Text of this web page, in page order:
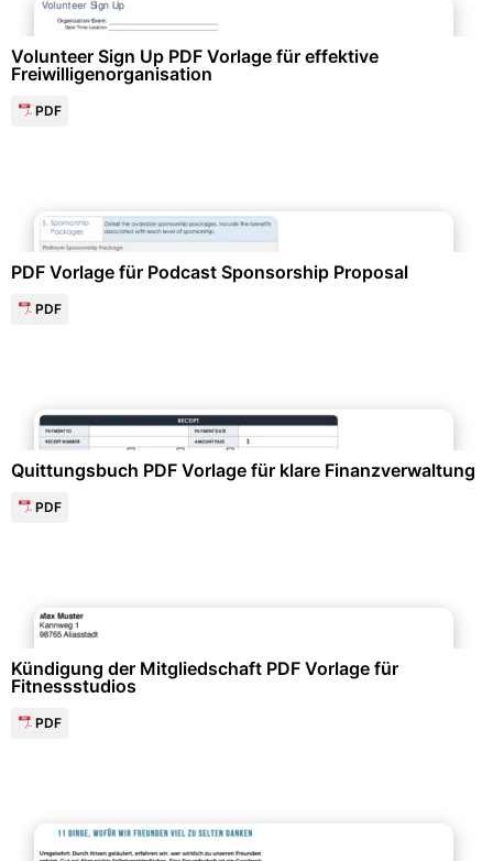
Volunteer Sign Up PDF Vorlage für effektive
Freiwilligenorganisation
PDF
PDF Vorlage für Podcast Sponsorship Proposal
PDF
Quittungsbuch PDF Vorlage für klare Finanzverwaltung
PDF
Kündigung der Mitgliedschaft PDF Vorlage für
Fitnessstudios
PDF